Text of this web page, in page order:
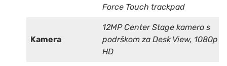
Force Touch trackpad
Kamera
12MP Center Stage kamera s
podrškom za Desk View, 1080p
HD